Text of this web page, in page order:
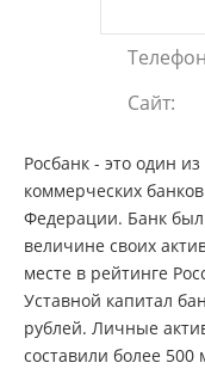
Сайт:
Росбанк - это один
коммерческих
Федерации. Банк был
величине своих
месте в рейтинге
Уставной капитал
рублей. Личные
составили более